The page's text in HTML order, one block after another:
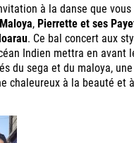
à la danse que vous
, Pierrette et ses
. Ce bal concert aux
Indien mettra en avant
du sega et du maloya,
chaleureux à la beauté et